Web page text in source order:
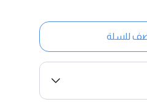
للسلة